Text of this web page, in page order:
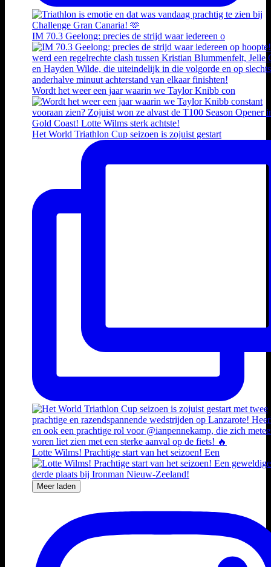
IM 70.3 Geelong: precies de strijd waar iedereen o
Wordt het weer een jaar waarin we Taylor Knibb con
Het World Triathlon Cup seizoen is zojuist gestart
Lotte Wilms! Prachtige start van het seizoen! Een
Meer laden